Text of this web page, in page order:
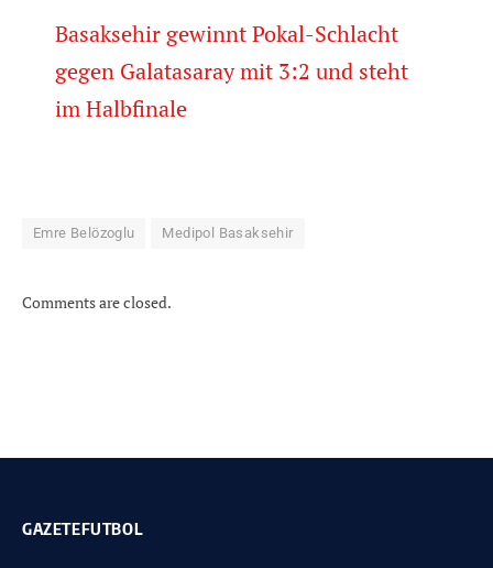
Basaksehir gewinnt Pokal-Schlacht
gegen Galatasaray mit 3:2 und steht
im Halbfinale
Emre Belözoglu Medipol Basaksehir
Comments are closed.
GAZETEFUTBOL